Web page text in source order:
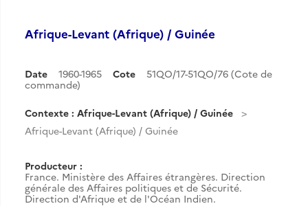
Afrique-Levant (Afrique) / Guinée
Date 1960-1965 Cote
51QO/17-51QO/76 (Cote de
commande)
Contexte : Afrique-Levant (Afrique) / Guinée
Afrique-Levant (Afrique) / Guinée
Producteur :
France. Ministère des Affaires étrangères. Direction
générale des Affaires politiques et de Sécurité.
Direction d'Afrique et de l'Océan Indien.